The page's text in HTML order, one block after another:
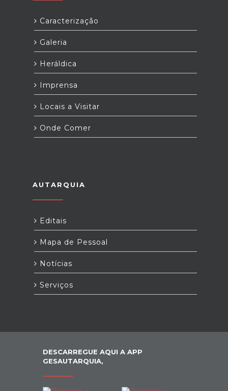
Caracterização
Galeria
Heráldica
Imprensa
Locais a Visitar
Onde Comer
AUTARQUIA
Editais
Mapa de Pessoal
Notícias
Serviços
DESCARREGUE AQUI A APP
GESAUTARQUIA,